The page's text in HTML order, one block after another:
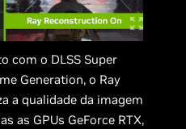
com o DLSS Super
Generation, o Ray
a qualidade da imagem
as GPUs GeForce RTX,